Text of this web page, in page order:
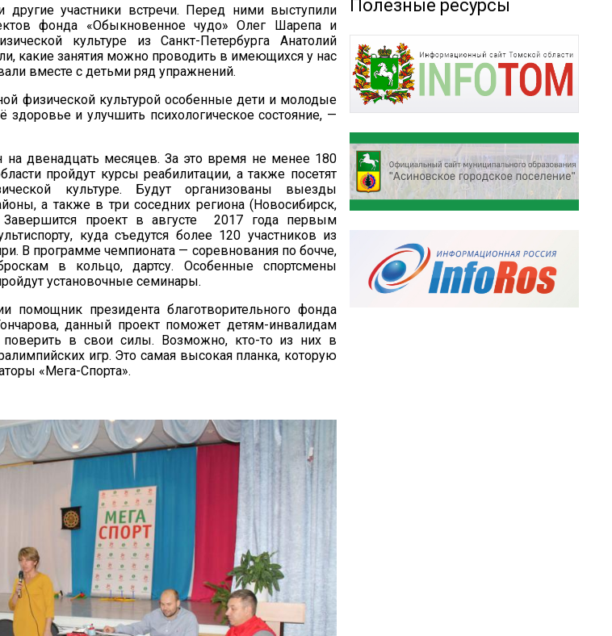
участники встречи. Перед ними выступили
фонда «Обыкновенное чудо» Олег Шарепа и
культуре из Санкт-Петербурга Анатолий
какие занятия можно проводить в имеющихся у нас
вместе с детьми ряд упражнений.
физической культурой особенные дети и молодые
здоровье и улучшить психологическое состояние, —
на двенадцать месяцев. За это время не менее 180
пройдут курсы реабилитации, а также посетят
культуре. Будут организованы выезды
а также в три соседних региона (Новосибирск,
проект в августе 2017 года первым
куда съедутся более 120 участников из
В программе чемпионата — соревнования по бочче,
в кольцо, дартсу. Особенные спортсмены
установочные семинары.
помощник президента благотворительного фонда
данный проект поможет детям-инвалидам
поверить в свои силы. Возможно, кто-то из них в
игр. Это самая высокая планка, которую
«Мега-Спорта».
Полезные ресурсы